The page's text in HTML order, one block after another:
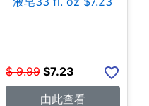
$ 9.99 $7.23
由此查看